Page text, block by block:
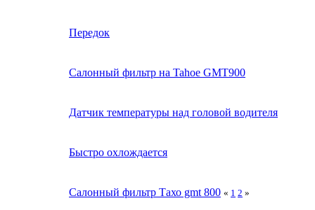
Передок
Салонный фильтр на Tahoe GMT900
Датчик температуры над головой водителя
Быстро охлождается
Салонный фильтр Тахо gmt 800 « 1 2 »